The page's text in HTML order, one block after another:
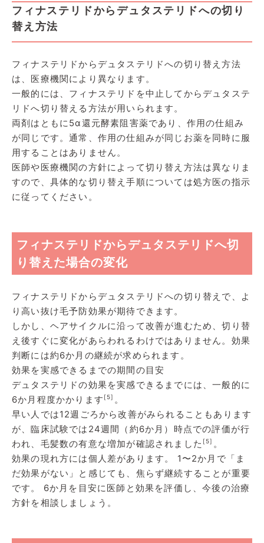
フィナステリドからデュタステリドへの切り
替え方法
フィナステリドからデュタステリドへの切り替え方法
は、医療機関により異なります。
一般的には、フィナステリドを中止してからデュタステ
リドへ切り替える方法が用いられます。
両剤はともに5α還元酵素阻害薬であり、作用の仕組み
が同じです。通常、作用の仕組みが同じお薬を同時に服
用することはありません。
医師や医療機関の方針によって切り替え方法は異なりま
すので、具体的な切り替え手順については処方医の指示
に従ってください。
フィナステリドからデュタステリドへ切
り替えた場合の変化
フィナステリドからデュタステリドへの切り替えで、よ
り高い抜け毛予防効果が期待できます。
しかし、ヘアサイクルに沿って改善が進むため、切り替
え後すぐに変化があらわれるわけではありません。効果
判断には約6か月の継続が求められます。
効果を実感できるまでの期間の目安
デュタステリドの効果を実感できるまでには、一般的に
6か月程度かかります [5] 。
早い人では12週ごろから改善がみられることもあります
が、臨床試験では24週間（約6か月）時点での評価が行
われ、毛髪数の有意な増加が確認されました [5] 。
効果の現れ方には個人差があります。 1〜2か月で「ま
だ効果がない」と感じても、焦らず継続することが重要
です。 6か月を目安に医師と効果を評価し、今後の治療
方針を相談しましょう。